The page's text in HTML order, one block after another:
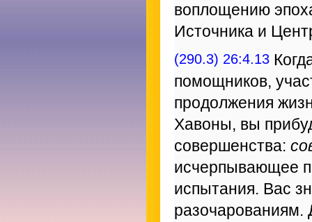
воплощению
Источника и
(290.3) 26:4.13
помощников,
продолжения
Хавоны, вы
совершенства:
исчерпывающее
испытания. Вас
разочарованиям.